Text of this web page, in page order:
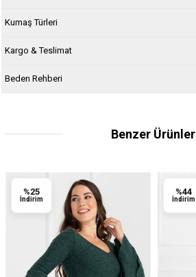
Kumaş Türleri
Kargo & Teslimat
Beden Rehberi
Benzer Ürünler
%25
İndirim
%44
İndirim